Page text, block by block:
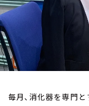
毎月、消化器を専門